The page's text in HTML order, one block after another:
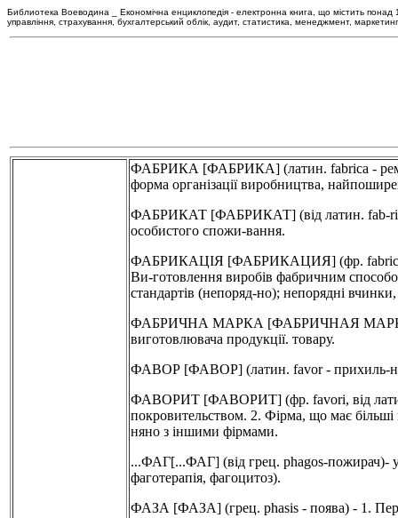
Библиотека Воеводина _ Економічна енциклопедія - електронна книга, що містить понад
управління, страхування, бухгалтерський облік, аудит, статистика, менеджмент, маркетинг
ФАБРИКА [ФАБРИКА] (латин. fabrica -
форма організації виробництва,
ФАБРИКАТ [ФАБРИКАТ] (від латин. fab-
особистого спожи-вання.
ФАБРИКАЦІЯ [ФАБРИКАЦИЯ] (фр. fabrication
Ви-готовлення виробів фабричним
стандартів (непоряд-но); непорядні вчинки,
ФАБРИЧНА МАРКА [ФАБРИЧНАЯ МАРКА] -
виготовлювача продукції. товару.
ФАВОР [ФАВОР] (латин. favor - прихиль-
ФАВОРИТ [ФАВОРИТ] (фр. favori, від латин.
покровительством. 2. Фірма, що має
няно з іншими фірмами.
...ФАГ[...ФАГ] (від грец. phagos-пожирач)-
фаготерапія, фагоцитоз).
ФАЗА [ФАЗА] (грец. phasis - поява) - 1.